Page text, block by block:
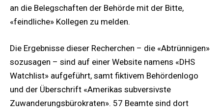
an die Belegschaften der Behörde mit der Bitte,
«feindliche» Kollegen zu melden.
Die Ergebnisse dieser Recherchen – die «Abtrünnigen»
sozusagen – sind auf einer Website namens «DHS
Watchlist» aufgeführt, samt fiktivem Behördenlogo
und der Überschrift «Amerikas subversivste
Zuwanderungsbürokraten». 57 Beamte sind dort